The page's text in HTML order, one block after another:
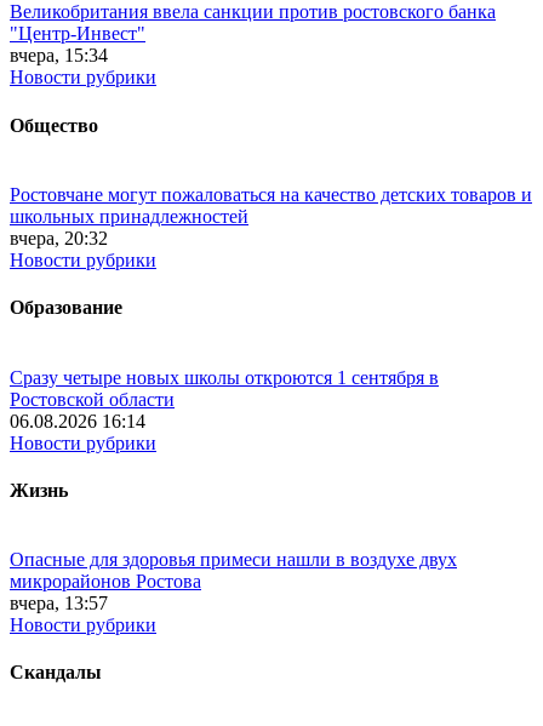
Великобритания ввела санкции против ростовского банка
"Центр-Инвест"
вчера, 15:34
Новости рубрики
Общество
Ростовчане могут пожаловаться на качество детских товаров и
школьных принадлежностей
вчера, 20:32
Новости рубрики
Образование
Сразу четыре новых школы откроются 1 сентября в
Ростовской области
06.08.2026 16:14
Новости рубрики
Жизнь
Опасные для здоровья примеси нашли в воздухе двух
микрорайонов Ростова
вчера, 13:57
Новости рубрики
Скандалы